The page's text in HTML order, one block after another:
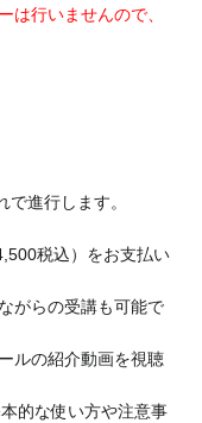
は行いませんので、
進行します。
税込）をお支払い
がらの受講も可能で
ルの紹介動画を視聴
的な使い方や注意事